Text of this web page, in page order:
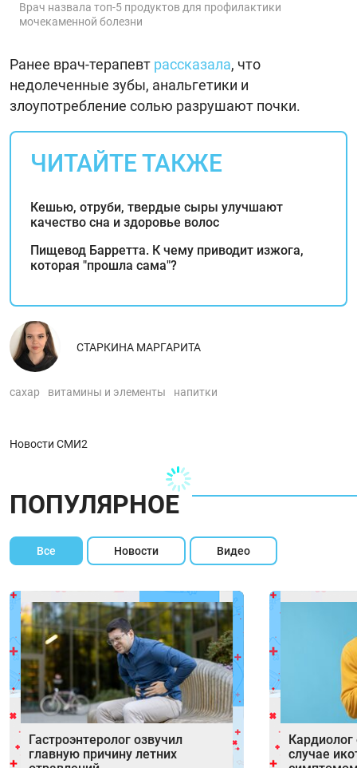
Врач назвала топ-5 продуктов для профилактики
мочекаменной болезни
Ранее врач-терапевт рассказала, что
недолеченные зубы, анальгетики и
злоупотребление солью разрушают почки.
ЧИТАЙТЕ ТАКЖЕ
Кешью, отруби, твердые сыры улучшают
качество сна и здоровье волос
Пищевод Барретта. К чему приводит изжога,
которая "прошла сама"?
СТАРКИНА МАРГАРИТА
сахар витамины и элементы напитки
Новости СМИ2
ПОПУЛЯРНОЕ
Все Новости Видео
Гастроэнтеролог озвучил
главную причину летних
случае